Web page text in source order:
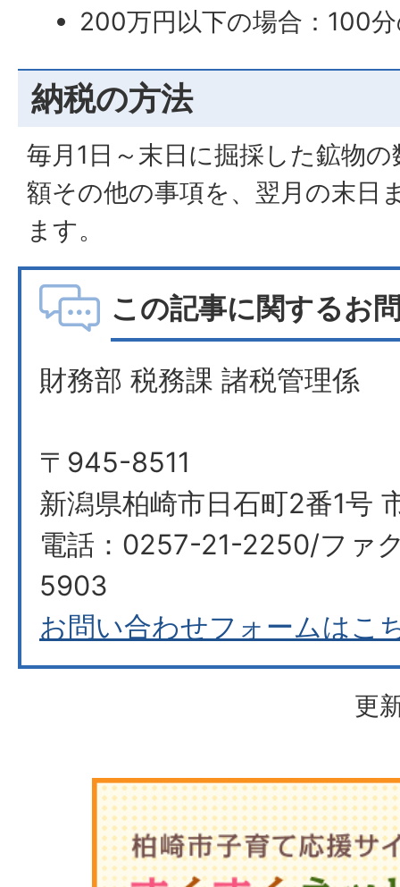
200万円以下の場合：100
納税の方法
毎月1日～末日に掘採した鉱物
額その他の事項を、翌月の末日
ます。
この記事に関するお
財務部 税務課 諸税管理係
〒945-8511
新潟県柏崎市日石町2番1号
電話：0257-21-2250/ファ
5903
お問い合わせフォームはこ
更